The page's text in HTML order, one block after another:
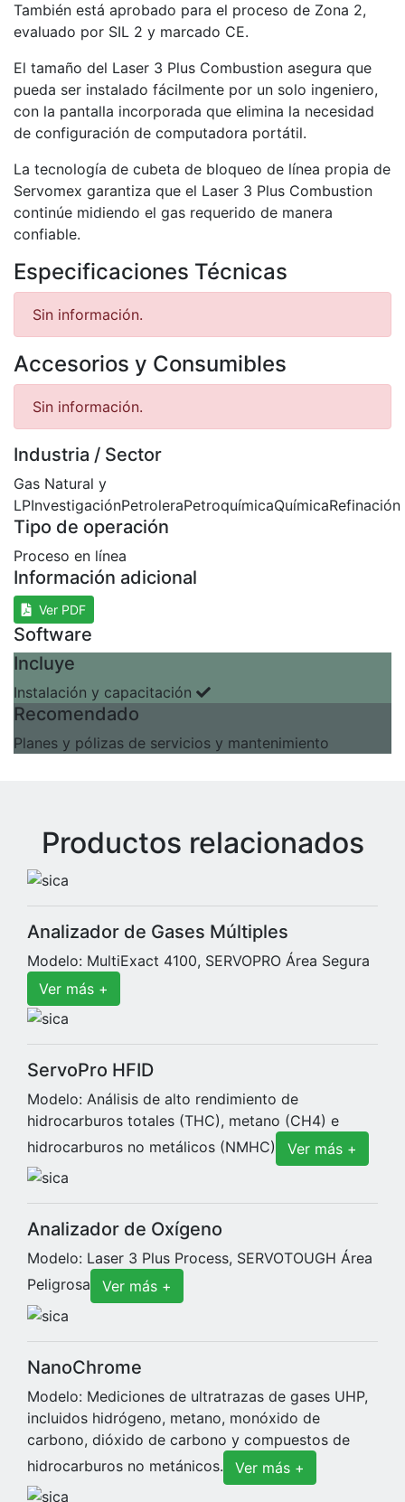
También está aprobado para el proceso de Zona 2,
evaluado por SIL 2 y marcado CE.
El tamaño del Laser 3 Plus Combustion asegura que
pueda ser instalado fácilmente por un solo ingeniero,
con la pantalla incorporada que elimina la necesidad
de configuración de computadora portátil.
La tecnología de cubeta de bloqueo de línea propia de
Servomex garantiza que el Laser 3 Plus Combustion
continúe midiendo el gas requerido de manera
confiable.
Especificaciones Técnicas
Sin información.
Accesorios y Consumibles
Sin información.
Industria / Sector
Gas Natural y
LPInvestigaciónPetroleraPetroquímicaQuímicaRefinación
Tipo de operación
Proceso en línea
Información adicional
Ver PDF
Software
Incluye
Instalación y capacitación
Recomendado
Planes y pólizas de servicios y mantenimiento
Productos relacionados
Analizador de Gases Múltiples
Modelo: MultiExact 4100, SERVOPRO Área Segura
Ver más +
ServoPro HFID
Modelo: Análisis de alto rendimiento de
hidrocarburos totales (THC), metano (CH4) e
hidrocarburos no metálicos (NMHC)
Ver más +
Analizador de Oxígeno
Modelo: Laser 3 Plus Process, SERVOTOUGH Área
Peligrosa
Ver más +
NanoChrome
Modelo: Mediciones de ultratrazas de gases UHP,
incluidos hidrógeno, metano, monóxido de
carbono, dióxido de carbono y compuestos de
hidrocarburos no metánicos.
Ver más +